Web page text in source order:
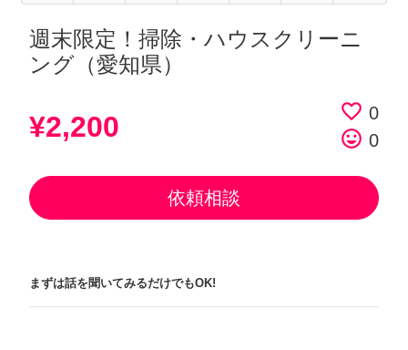
週末限定！掃除・ハウスクリーニ
ング（愛知県）
¥2,200 favorite_border 0
tag_faces 0
依頼相談
まずは話を聞いてみるだけでもOK!